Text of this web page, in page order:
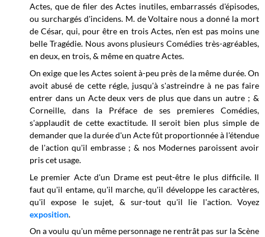
Actes, que de filer des Actes inutiles, embarrassés d'épisodes,
ou surchargés d'incidens. M. de Voltaire nous a donné la mort
de César, qui, pour être en trois Actes, n'en est pas moins une
belle Tragédie. Nous avons plusieurs Comédies très-agréables,
en deux, en trois, & même en quatre Actes.
On exige que les Actes soient à-peu près de la même durée. On
avoit abusé de cette régle, jusqu'à s'astreindre à ne pas faire
entrer dans un Acte deux vers de plus que dans un autre ; &
Corneille, dans la Préface de ses premieres Comédies,
s'applaudit de cette exactitude. II seroit bien plus simple de
demander que la durée d'un Acte fût proportionnée à l'étendue
de l'action qu'il embrasse ; & nos Modernes paroissent avoir
pris cet usage.
Le premier Acte d'un Drame est peut-être le plus difficile. Il
faut qu'il entame, qu'il marche, qu'il développe les caractères,
qu'il expose le sujet, & sur-tout qu'il lie l'action. Voyez
exposition.
On a voulu qu'un même personnage ne rentrât pas sur la Scène